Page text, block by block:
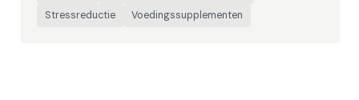
Stressreductie
Voedingssupplementen